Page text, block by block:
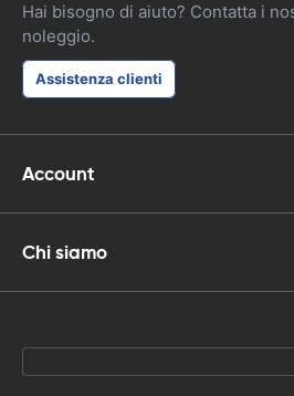
Hai bisogno di aiuto? Contatta i
noleggio.
Assistenza clienti
Account
Chi siamo